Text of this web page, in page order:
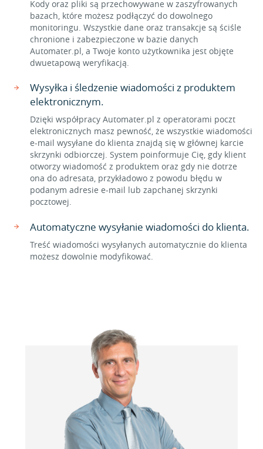
Kody oraz pliki są przechowywane w zaszyfrowanych
bazach, które możesz podłączyć do dowolnego
monitoringu. Wszystkie dane oraz transakcje są ściśle
chronione i zabezpieczone w bazie danych
Automater.pl, a Twoje konto użytkownika jest objęte
dwuetapową weryfikacją.
Wysyłka i śledzenie wiadomości z produktem
elektronicznym.
Dzięki współpracy Automater.pl z operatorami poczt
elektronicznych masz pewność, że wszystkie wiadomości
e-mail wysyłane do klienta znajdą się w głównej karcie
skrzynki odbiorczej. System poinformuje Cię, gdy klient
otworzy wiadomość z produktem oraz gdy nie dotrze
ona do adresata, przykładowo z powodu błędu w
podanym adresie e-mail lub zapchanej skrzynki
pocztowej.
Automatyczne wysyłanie wiadomości do klienta.
Treść wiadomości wysyłanych automatycznie do klienta
możesz dowolnie modyfikować.